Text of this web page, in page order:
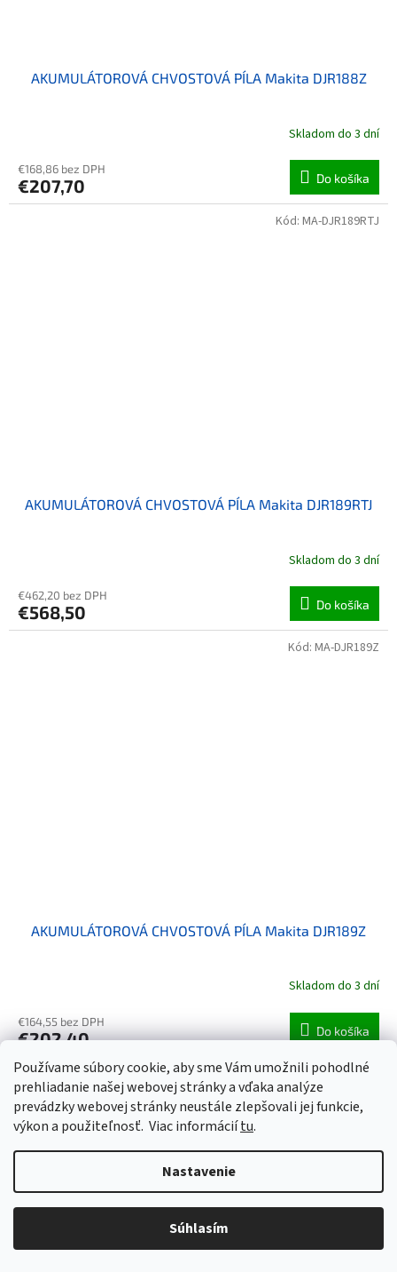
Používame súbory cookie, aby sme Vám umožnili pohodlné
prehliadanie našej webovej stránky a vďaka analýze
prevádzky webovej stránky neustále zlepšovali jej funkcie,
výkon a použiteľnosť. Viac informáciítu.
Nastavenie
Súhlasím
AKUMULÁTOROVÁ CHVOSTOVÁ PÍLA Makita DJR188Z
Skladom do 3 dní
€168,86 bez DPH
€207,70 Do košíka
AKUMULÁTOROVÁ CHVOSTOVÁ PÍLA Makita DJR189RTJ
Skladom do 3 dní
€462,20 bez DPH
€568,50 Do košíka
Kód: MA-DJR189RTJ
AKUMULÁTOROVÁ CHVOSTOVÁ PÍLA Makita DJR189Z
Skladom do 3 dní
€164,55 bez DPH
€202,40 Do košíka
Kód: MA-DJR189Z
Kód:MA-DJR360PT2